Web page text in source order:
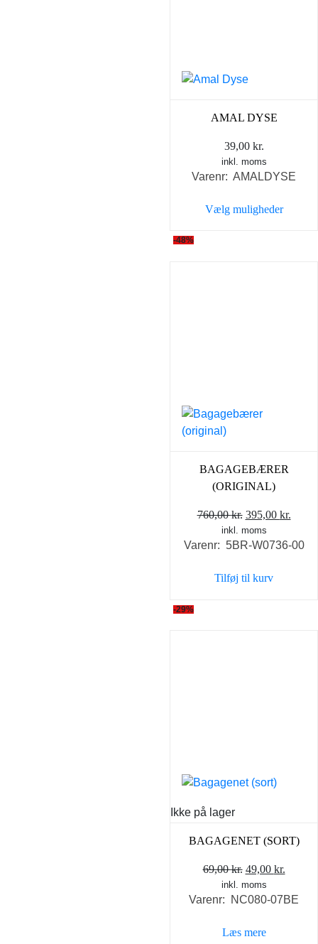
AMAL DYSE
39,00 kr.
inkl. moms
Varenr: AMALDYSE
Vælg muligheder
-48%
BAGAGEBÆRER
(ORIGINAL)
760,00kr. Den
oprindelige
pris
760,00 kr..
395,00 kr.
pris
inkl. moms
Varenr: 5BR-W0736-00
Tilføj til kurv
-29%
Ikke på lager
BAGAGENET (SORT)
69,00kr. Den
oprindelige
pris
69,00 kr..
49,00 kr.
pris
inkl. moms
Varenr: NC080-07BE
Læs mere